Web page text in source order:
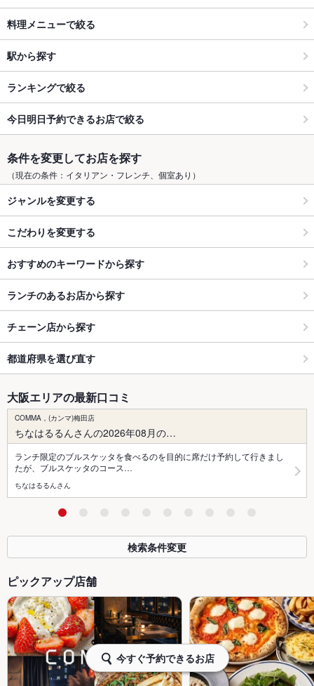
料理メニューで絞る
駅から探す
ランキングで絞る
今日明日予約できるお店で絞る
条件を変更してお店を探す
（現在の条件：イタリアン・フレンチ、個室あり）
ジャンルを変更する
こだわりを変更する
おすすめのキーワードから探す
ランチのあるお店から探す
チェーン店から探す
都道府県を選び直す
大阪エリアの最新口コミ
COMMA，(カンマ)梅田店
ちなはるるんさんの2026年08月の…
ランチ限定のブルスケッタを食べるのを目的に席だけ予約して行きまし
たが、ブルスケッタのコース…
ちなはるるんさん
検索条件変更
ピックアップ店舗
今すぐ予約できるお店